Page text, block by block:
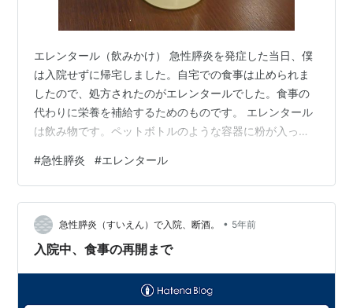
エレンタール（飲みかけ） 急性膵炎を発症した当日、僕
は入院せずに帰宅しました。自宅での食事は止められま
したので、処方されたのがエレンタールでした。食事の
代わりに栄養を補給するためのものです。 エレンタール
は飲み物です。ペットボトルのような容器に粉が入って
上下に振って混ぜてから飲みます。粉からつくるポカリ
スエットに似てますね。 エレンタールの面白いところ
は、フレーバー（味付け剤）がセットでついてくるこ
と。フレーバーは選ぶことができて、オレンジ、パイナ
ップル、青りんご、ヨーグルト、コーヒー、梅など10種
#急性膵炎 #エレンタール
急性膵炎（すいえん）で入院、断酒。 • 5年前
入院中、食事の再開まで